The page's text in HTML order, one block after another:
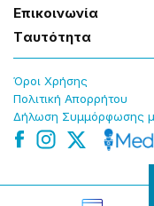
Επɩκοɩνωνία
Tαυτότητα
Όροɩ Χρήσης
Πολɩτɩκή Απορρήτου
Δήλωση Συμμόρφωσης